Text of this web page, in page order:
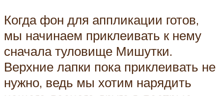
Когда фон для аппликации готов,
мы начинаем приклеивать к нему
сначала туловище Мишутки.
Верхние лапки пока приклеивать не
нужно, ведь мы хотим нарядить